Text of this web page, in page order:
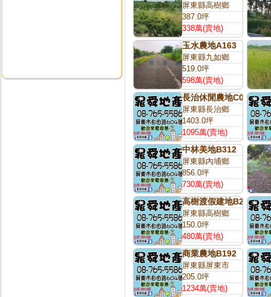
屏東縣高樹鄉
387.0坪
338萬(賣地)
玉水農地A163
屏東縣九如鄉
519.0坪
598萬(賣地)
長治休閒農地C075
屏東縣長治鄉
1403.0坪
1095萬(賣地)
中林美地B312
屏東縣內埔鄉
856.0坪
730萬(賣地)
高樹渡假建地B230
屏東縣高樹鄉
150.0坪
480萬(賣地)
商業農地B192
屏東縣屏東市
205.0坪
1234萬(賣地)